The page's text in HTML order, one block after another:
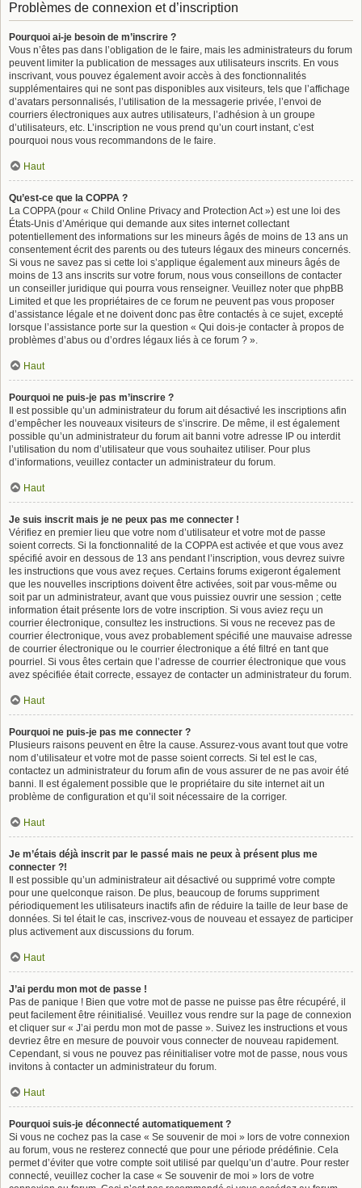
Problèmes de connexion et d’inscription
Pourquoi ai-je besoin de m’inscrire ?
Vous n’êtes pas dans l’obligation de le faire, mais les administrateurs du forum
peuvent limiter la publication de messages aux utilisateurs inscrits. En vous
inscrivant, vous pouvez également avoir accès à des fonctionnalités
supplémentaires qui ne sont pas disponibles aux visiteurs, tels que l’affichage
d’avatars personnalisés, l’utilisation de la messagerie privée, l’envoi de
courriers électroniques aux autres utilisateurs, l’adhésion à un groupe
d’utilisateurs, etc. L’inscription ne vous prend qu’un court instant, c’est
pourquoi nous vous recommandons de le faire.
Haut
Qu’est-ce que la COPPA ?
La COPPA (pour « Child Online Privacy and Protection Act ») est une loi des
États-Unis d’Amérique qui demande aux sites internet collectant
potentiellement des informations sur les mineurs âgés de moins de 13 ans un
consentement écrit des parents ou des tuteurs légaux des mineurs concernés.
Si vous ne savez pas si cette loi s’applique également aux mineurs âgés de
moins de 13 ans inscrits sur votre forum, nous vous conseillons de contacter
un conseiller juridique qui pourra vous renseigner. Veuillez noter que phpBB
Limited et que les propriétaires de ce forum ne peuvent pas vous proposer
d’assistance légale et ne doivent donc pas être contactés à ce sujet, excepté
lorsque l’assistance porte sur la question « Qui dois-je contacter à propos de
problèmes d’abus ou d’ordres légaux liés à ce forum ? ».
Haut
Pourquoi ne puis-je pas m’inscrire ?
Il est possible qu’un administrateur du forum ait désactivé les inscriptions afin
d’empêcher les nouveaux visiteurs de s’inscrire. De même, il est également
possible qu’un administrateur du forum ait banni votre adresse IP ou interdit
l’utilisation du nom d’utilisateur que vous souhaitez utiliser. Pour plus
d’informations, veuillez contacter un administrateur du forum.
Haut
Je suis inscrit mais je ne peux pas me connecter !
Vérifiez en premier lieu que votre nom d’utilisateur et votre mot de passe
soient corrects. Si la fonctionnalité de la COPPA est activée et que vous avez
spécifié avoir en dessous de 13 ans pendant l’inscription, vous devrez suivre
les instructions que vous avez reçues. Certains forums exigeront également
que les nouvelles inscriptions doivent être activées, soit par vous-même ou
soit par un administrateur, avant que vous puissiez ouvrir une session ; cette
information était présente lors de votre inscription. Si vous aviez reçu un
courrier électronique, consultez les instructions. Si vous ne recevez pas de
courrier électronique, vous avez probablement spécifié une mauvaise adresse
de courrier électronique ou le courrier électronique a été filtré en tant que
pourriel. Si vous êtes certain que l’adresse de courrier électronique que vous
avez spécifiée était correcte, essayez de contacter un administrateur du forum.
Haut
Pourquoi ne puis-je pas me connecter ?
Plusieurs raisons peuvent en être la cause. Assurez-vous avant tout que votre
nom d’utilisateur et votre mot de passe soient corrects. Si tel est le cas,
contactez un administrateur du forum afin de vous assurer de ne pas avoir été
banni. Il est également possible que le propriétaire du site internet ait un
problème de configuration et qu’il soit nécessaire de la corriger.
Haut
Je m’étais déjà inscrit par le passé mais ne peux à présent plus me
connecter ?!
Il est possible qu’un administrateur ait désactivé ou supprimé votre compte
pour une quelconque raison. De plus, beaucoup de forums suppriment
périodiquement les utilisateurs inactifs afin de réduire la taille de leur base de
données. Si tel était le cas, inscrivez-vous de nouveau et essayez de participer
plus activement aux discussions du forum.
Haut
J’ai perdu mon mot de passe !
Pas de panique ! Bien que votre mot de passe ne puisse pas être récupéré, il
peut facilement être réinitialisé. Veuillez vous rendre sur la page de connexion
et cliquer sur « J’ai perdu mon mot de passe ». Suivez les instructions et vous
devriez être en mesure de pouvoir vous connecter de nouveau rapidement.
Cependant, si vous ne pouvez pas réinitialiser votre mot de passe, nous vous
invitons à contacter un administrateur du forum.
Haut
Pourquoi suis-je déconnecté automatiquement ?
Si vous ne cochez pas la case « Se souvenir de moi » lors de votre connexion
au forum, vous ne resterez connecté que pour une période prédéfinie. Cela
permet d’éviter que votre compte soit utilisé par quelqu’un d’autre. Pour rester
connecté, veuillez cocher la case « Se souvenir de moi » lors de votre